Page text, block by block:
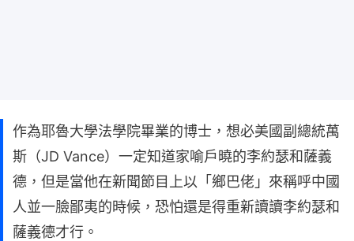
作為耶魯大學法學院畢業的博士，想必美國副總統萬
斯（JD Vance）一定知道家喻戶曉的李約瑟和薩義
德，但是當他在新聞節目上以「鄉巴佬」來稱呼中國
人並一臉鄙夷的時候，恐怕還是得重新讀讀李約瑟和
薩義德才行。